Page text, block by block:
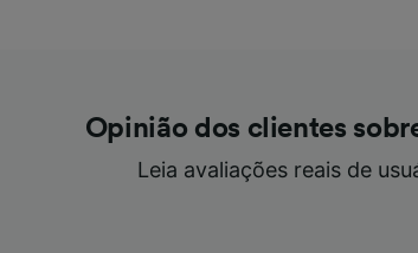
Opinião dos clientes
Leia avaliações reais de